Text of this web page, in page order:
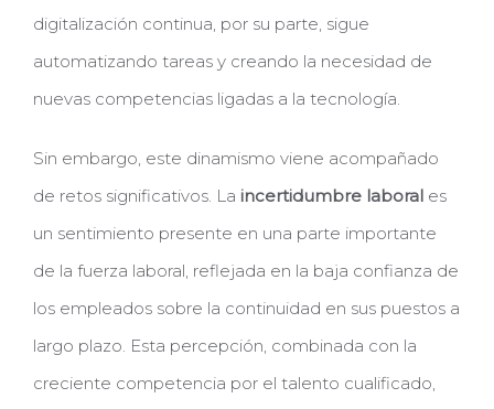
digitalización continua, por su parte, sigue
automatizando tareas y creando la necesidad de
nuevas competencias ligadas a la tecnología.
Sin embargo, este dinamismo viene acompañado
de retos significativos. La incertidumbre laboral es
un sentimiento presente en una parte importante
de la fuerza laboral, reflejada en la baja confianza de
los empleados sobre la continuidad en sus puestos a
largo plazo. Esta percepción, combinada con la
creciente competencia por el talento cualificado,